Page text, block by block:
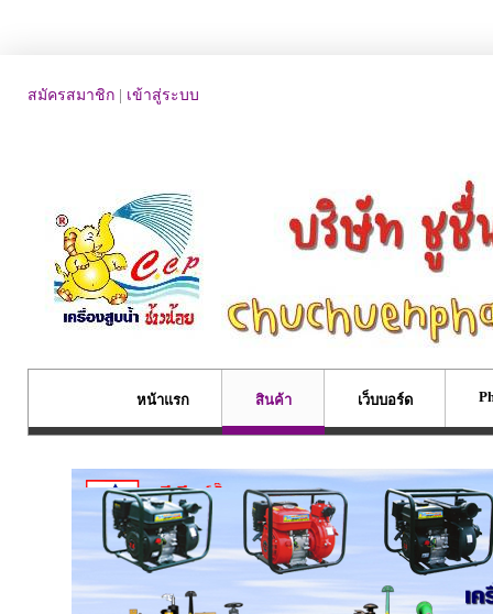
สมัครสมาชิก เข้าสู่ระบบ
หน้าแรก สินค้า เว็บบอร์ด